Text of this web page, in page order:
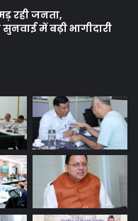
रही जनता,
में बढ़ी भागीदारी